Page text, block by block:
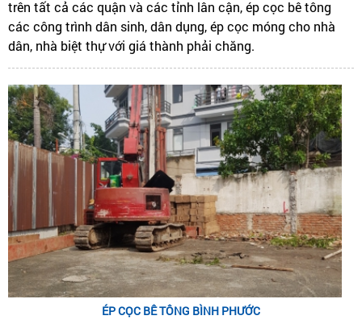
trên tất cả các quận và các tỉnh lân cận, ép cọc bê tông
các công trình dân sinh, dân dụng, ép cọc móng cho nhà
dân, nhà biệt thự với giá thành phải chăng.
ÉP CỌC BÊ TÔNG BÌNH PHƯỚC